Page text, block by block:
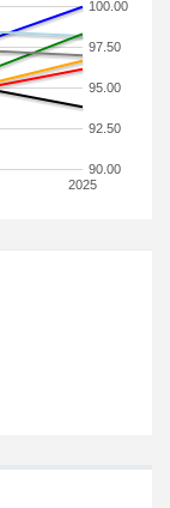
2025
90.00
92.50
95.00
97.50
100.00